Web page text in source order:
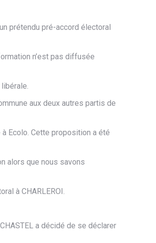
prétendu pré-accord électoral
n’est pas diffusée
aux deux autres partis de
Ecolo. Cette proposition a été
alors que nous savons
à CHARLEROI.
a décidé de se déclarer